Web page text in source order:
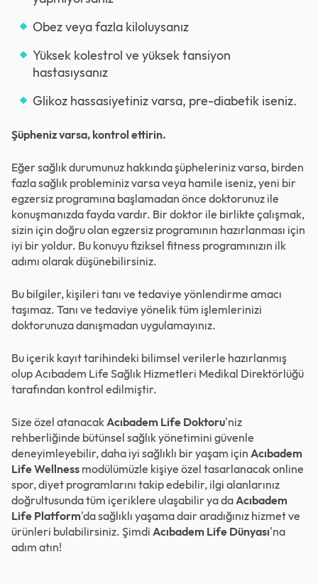
Obez veya fazla kiloluysanız
Yüksek kolestrol ve yüksek tansiyon
hastasıysanız
Glikoz hassasiyetiniz varsa, pre-diabetik iseniz.
Şüpheniz varsa, kontrol ettirin.
Eğer sağlık durumunuz hakkında şüpheleriniz varsa, birden
fazla sağlık probleminiz varsa veya hamile iseniz, yeni bir
egzersiz programına başlamadan önce doktorunuz ile
konuşmanızda fayda vardır. Bir doktor ile birlikte çalışmak,
sizin için doğru olan egzersiz programının hazırlanması için
iyi bir yoldur. Bu konuyu fiziksel fitness programınızın ilk
adımı olarak düşünebilirsiniz.
Bu bilgiler, kişileri tanı ve tedaviye yönlendirme amacı
taşımaz. Tanı ve tedaviye yönelik tüm işlemlerinizi
doktorunuza danışmadan uygulamayınız.
Bu içerik kayıt tarihindeki bilimsel verilerle hazırlanmış
olup Acıbadem Life Sağlık Hizmetleri Medikal Direktörlüğü
tarafından kontrol edilmiştir.
Size özel atanacakAcıbadem Life Doktoru'niz
rehberliğinde bütünsel sağlık yönetimini güvenle
deneyimleyebilir, daha iyi sağlıklı bir yaşam için Acıbadem
Life Wellness modülümüzle kişiye özel tasarlanacak online
spor, diyet programlarını takip edebilir, ilgi alanlarınız
doğrultusunda tüm içeriklere ulaşabilir ya daAcıbadem
Life Platform'da sağlıklı yaşama dair aradığınız hizmet ve
ürünleri bulabilirsiniz. Şimdi Acıbadem Life Dünyası'na
adım atın!